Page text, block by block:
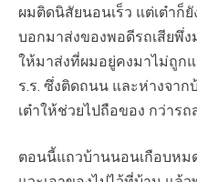
ผมติดนิสัยนอนเร็ว แต่เต๋าก็
บอกมาส่งของพอดีรถเสียพึ่ง
ให้มาส่งที่ผมอยู่คงมาไม่ถูก
ร.ร. ซึ่งติดถนน และห่างจาก
เต๋าให้ช่วยไปถือของ กว่าร
ตอนนี้แถวบ้านนอนเกือบหม